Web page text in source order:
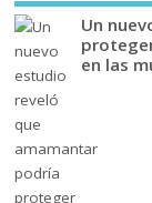
Un
en las